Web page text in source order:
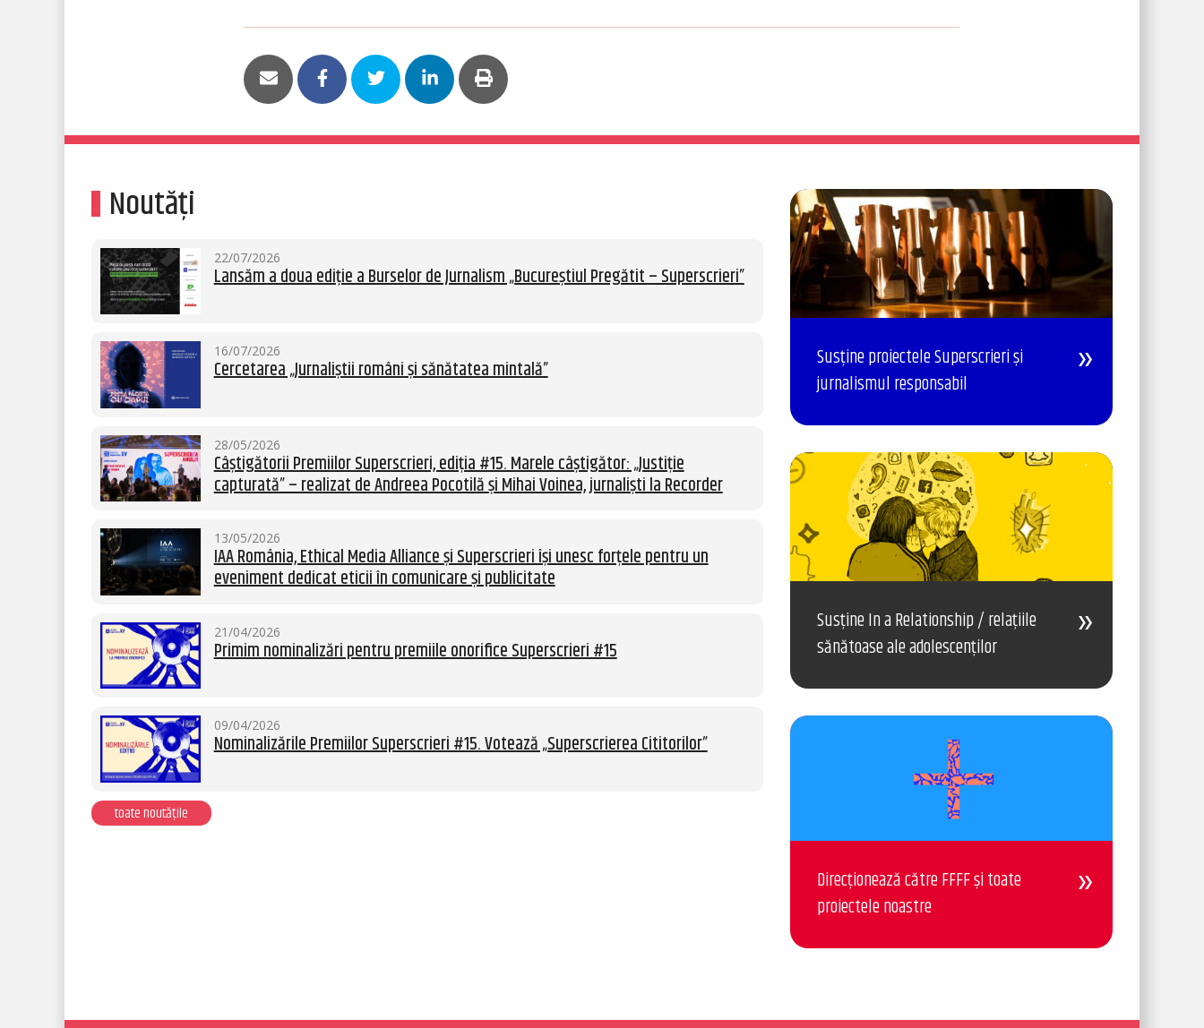
Noutăți
22/07/2026
Lansăm a doua ediție a Burselor de Jurnalism „Bucureștiul Pregătit – Superscrieri”
16/07/2026
Cercetarea „Jurnaliștii români și sănătatea mintală”
28/05/2026
Câștigătorii Premiilor Superscrieri, ediția #15. Marele câștigător: „Justiție
capturată” – realizat de Andreea Pocotilă și Mihai Voinea, jurnaliști la Recorder
13/05/2026
IAA România, Ethical Media Alliance și Superscrieri își unesc forțele pentru un
eveniment dedicat eticii în comunicare și publicitate
21/04/2026
Primim nominalizări pentru premiile onorifice Superscrieri #15
09/04/2026
Nominalizările Premiilor Superscrieri #15. Votează „Superscrierea Cititorilor”
toate noutățile
Susține proiectele Superscrieri și
jurnalismul responsabil
Susține In a Relationship / relațiile
sănătoase ale adolescenților
Direcționează către FFFF și toate
proiectele noastre